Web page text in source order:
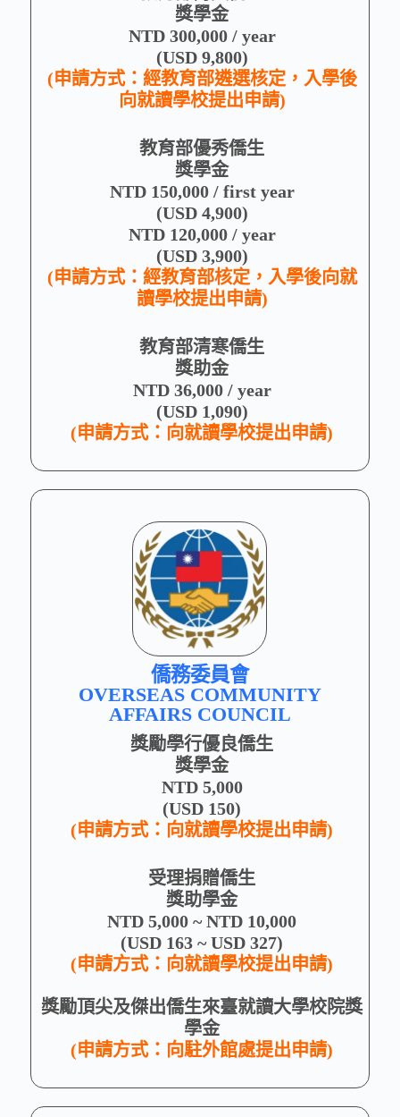
獎學金
NTD 300,000 / year
(USD 9,800)
(申請方式：經教育部遴選核定，入學後
向就讀學校提出申請)
教育部優秀僑生
獎學金
NTD 150,000 / first year
(USD 4,900)
NTD 120,000 / year
(USD 3,900)
(申請方式：經教育部核定，入學後向就
讀學校提出申請)
教育部清寒僑生
獎助金
NTD 36,000 / year
(USD 1,090)
(申請方式：向就讀學校提出申請)
僑務委員會
OVERSEAS COMMUNITY
AFFAIRS COUNCIL
獎勵學行優良僑生
獎學金
NTD 5,000
(USD 150)
(申請方式：向就讀學校提出申請)
受理捐贈僑生
獎助學金
NTD 5,000 ~ NTD 10,000
(USD 163 ~ USD 327)
(申請方式：向就讀學校提出申請)
獎勵頂尖及傑出僑生來臺就讀大學校院獎
學金
(申請方式：向駐外館處提出申請)